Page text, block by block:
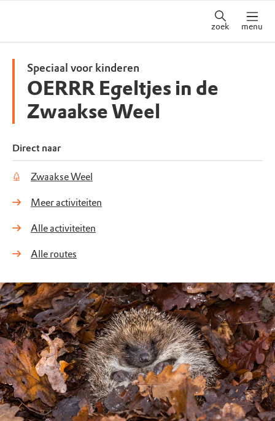
zoek menu
Speciaal voor kinderen
OERRR Egeltjes in de
Zwaakse Weel
Direct naar
Zwaakse Weel
Meer activiteiten
Alle activiteiten
Alle routes